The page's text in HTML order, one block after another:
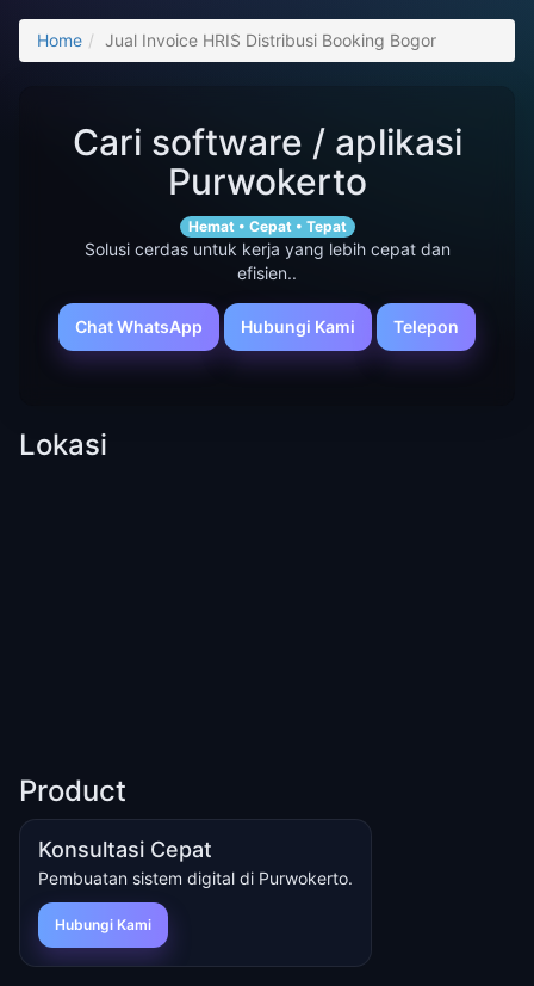
Home Jual Invoice HRIS Distribusi Booking Bogor
Cari software / aplikasi
Purwokerto
Hemat • Cepat • Tepat
Solusi cerdas untuk kerja yang lebih cepat dan
efisien..
Chat WhatsApp Hubungi Kami Telepon
Lokasi
Product
Konsultasi Cepat
Pembuatan sistem digital di Purwokerto.
Hubungi Kami